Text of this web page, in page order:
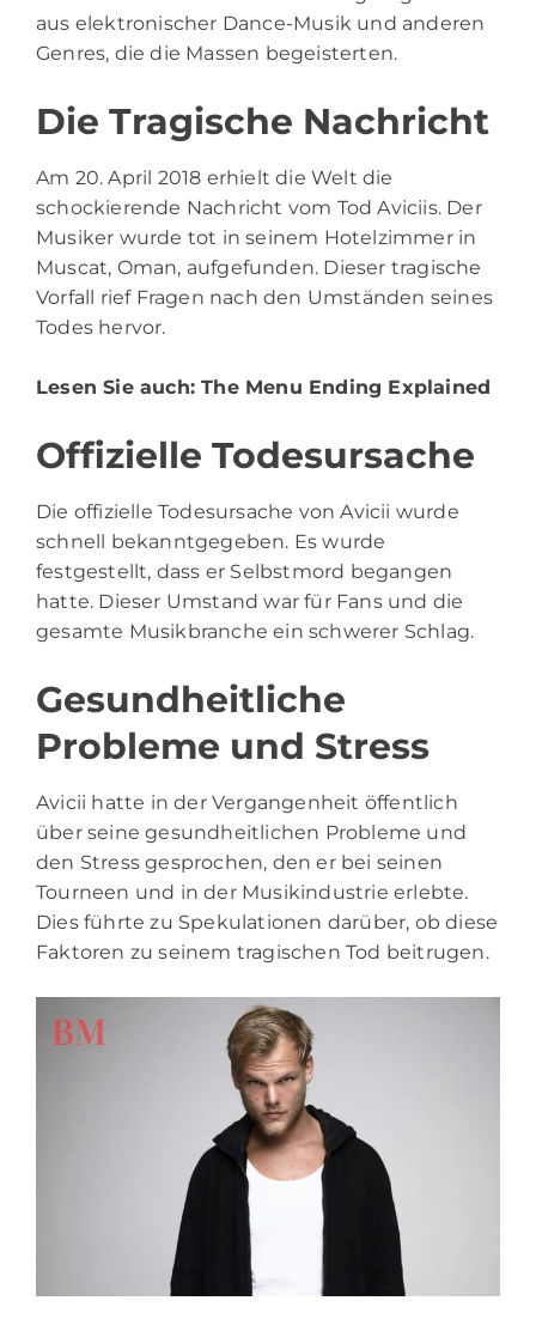
aus elektronischer Dance-Musik und anderen
Genres, die die Massen begeisterten.
Die Tragische Nachricht
Am 20. April 2018 erhielt die Welt die
schockierende Nachricht vom Tod Aviciis. Der
Musiker wurde tot in seinem Hotelzimmer in
Muscat, Oman, aufgefunden. Dieser tragische
Vorfall rief Fragen nach den Umständen seines
Todes hervor.
Lesen Sie auch:The Menu Ending Explained
Offizielle Todesursache
Die offizielle Todesursache von Avicii wurde
schnell bekanntgegeben. Es wurde
festgestellt, dass er Selbstmord begangen
hatte. Dieser Umstand war für Fans und die
gesamte Musikbranche ein schwerer Schlag.
Gesundheitliche
Probleme und Stress
Avicii hatte in der Vergangenheit öffentlich
über seine gesundheitlichen Probleme und
den Stress gesprochen, den er bei seinen
Tourneen und in der Musikindustrie erlebte.
Dies führte zu Spekulationen darüber, ob diese
Faktoren zu seinem tragischen Tod beitrugen.